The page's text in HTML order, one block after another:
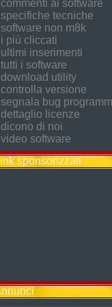
commenti ai software
specifiche tecniche
software non m8k
i più cliccati
ultimi inserimenti
tutti i software
download utility
controlla versione
segnala bug
dettaglio licenze
dicono di noi
video software
sponsorizzati